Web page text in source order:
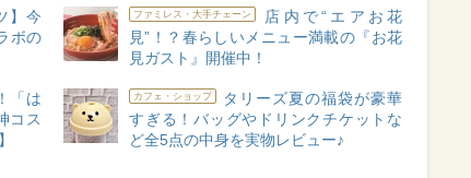
】今
ボの
ファミレス・大手チェーン
店内で“エアお花
見”！？春らしいメニュー満載の『お花
見ガスト』開催中！
「は
コス
カフェ・ショップ
タリーズ夏の福袋が豪華
すぎる！バッグやドリンクチケットな
ど全5点の中身を実物レビュー♪